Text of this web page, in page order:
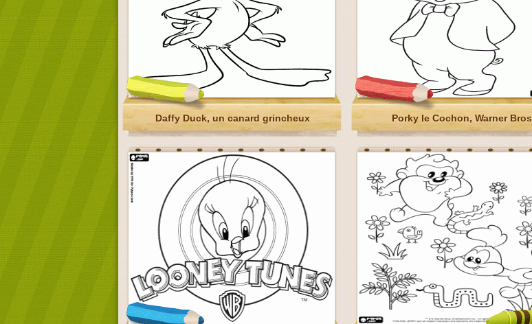
Daffy Duck, un canard grincheux Porky le Cochon, Warner Bros